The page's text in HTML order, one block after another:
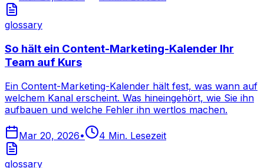
glossary
So hält ein Content-Marketing-Kalender Ihr
Team auf Kurs
Ein Content-Marketing-Kalender hält fest, was wann auf
welchem Kanal erscheint. Was hineingehört, wie Sie ihn
aufbauen und welche Fehler ihn wertlos machen.
Mar 20, 2026• 4 Min. Lesezeit
glossary